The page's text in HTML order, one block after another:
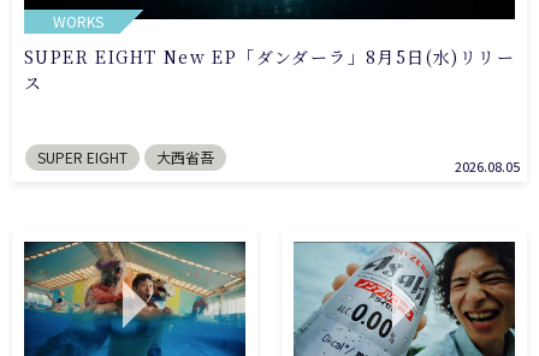
WORKS
SUPER EIGHT New EP「ダンダーラ」8月5日(水)リリー
ス
SUPER EIGHT 大西省吾 2026.08.05